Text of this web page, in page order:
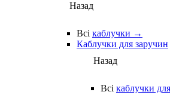
Назад
Всі каблучки →
Каблучки для заручин
Назад
Всі каблучки